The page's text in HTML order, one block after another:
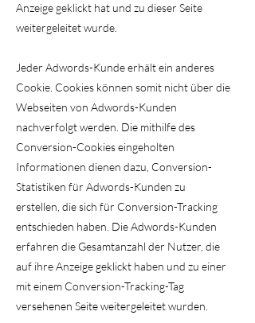
Anzeige geklickt hat und zu dieser Seite
weitergeleitet wurde.
Jeder Adwords-Kunde erhält ein anderes
Cookie. Cookies können somit nicht über die
Webseiten von Adwords-Kunden
nachverfolgt werden. Die mithilfe des
Conversion-Cookies eingeholten
Informationen dienen dazu, Conversion-
Statistiken für Adwords-Kunden zu
erstellen, die sich für Conversion-Tracking
entschieden haben. Die Adwords-Kunden
erfahren die Gesamtanzahl der Nutzer, die
auf ihre Anzeige geklickt haben und zu einer
mit einem Conversion-Tracking-Tag
versehenen Seite weitergeleitet wurden.